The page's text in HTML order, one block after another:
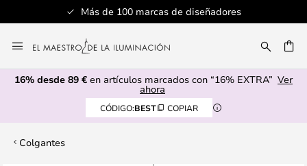
Más de 100 marcas de diseñadores
al
contenido
16% desde 89 € en artículos marcados con “16% EXTRA” Ver
ahora
CÓDIGO:BEST COPIAR
Colgantes